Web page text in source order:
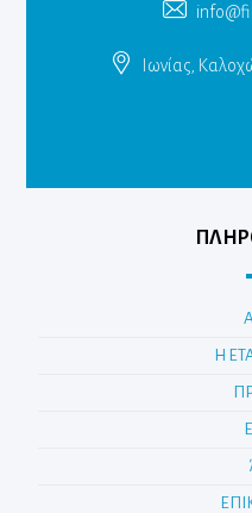
Ιωνίας,
Η